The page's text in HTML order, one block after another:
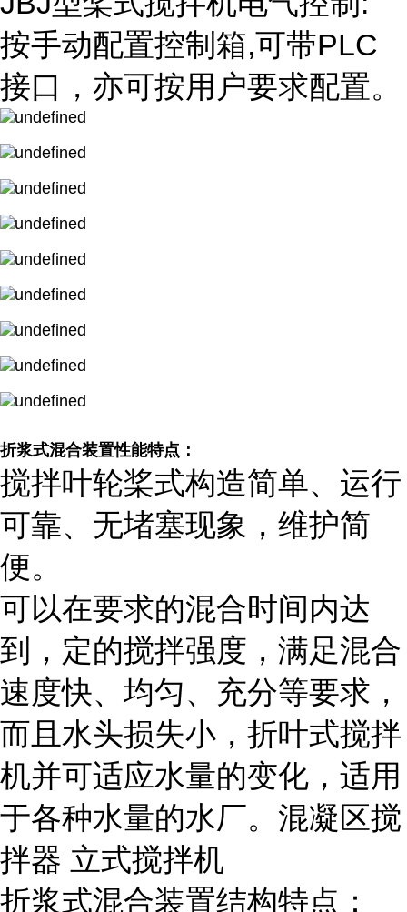
按手动配置控制箱,可带PLC
接口，亦可按用户要求配置。
折浆式混合装置性能特点：
搅拌叶轮桨式构造简单、运行
可靠、无堵塞现象，维护简
便。
可以在要求的混合时间内达
到，定的搅拌强度，满足混合
速度快、均匀、充分等要求，
而且水头损失小，折叶式搅拌
机并可适应水量的变化，适用
于各种水量的水厂。混凝区搅
拌器 立式搅拌机
折浆式混合装置结构特点：